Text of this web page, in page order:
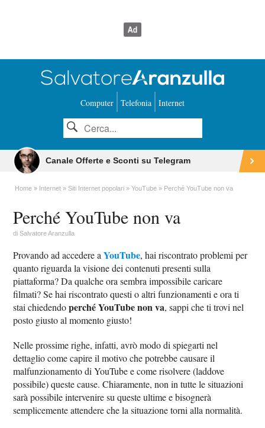
Computer Telefonia Internet
Canale Offerte e Sconti su Telegram
Home Internet Siti Internet popolari YouTube Perché YouTube non va
Perché YouTube non va
diSalvatore Aranzulla
Provando ad accedere aYouTube, hai riscontrato problemi per
quanto riguarda la visione dei contenuti presenti sulla
piattaforma? Da qualche ora sembra impossibile caricare
filmati? Se hai riscontrato questi o altri funzionamenti e ora ti
stai chiedendoperché YouTube non va, sappi che ti trovi nel
posto giusto al momento giusto!
Nelle prossime righe, infatti, avrò modo di spiegarti nel
dettaglio come capire il motivo che potrebbe causare il
malfunzionamento di YouTube e come risolvere (laddove
possibile) queste cause. Chiaramente, non in tutte le situazioni
sarà possibile intervenire su queste ultime e bisognerà
semplicemente attendere che la situazione torni alla normalità.